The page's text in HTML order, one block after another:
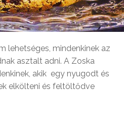
lehetséges, mindenkinek az
asztalt adni. A Zoska
akik egy nyugodt és
elkölteni és feltöltődve